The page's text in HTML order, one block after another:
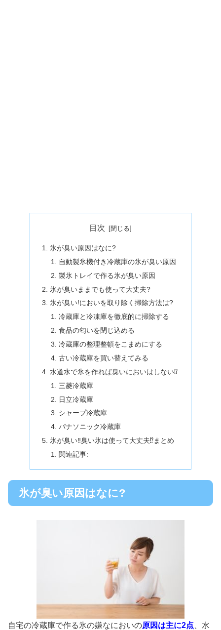
目次
氷が臭い原因はなに?
自動製氷機付き冷蔵庫の氷が臭い原因
製氷トレイで作る氷が臭い原因
氷が臭いままでも使って大丈夫?
氷が臭い!においを取り除く掃除方法は?
冷蔵庫と冷凍庫を徹底的に掃除する
食品の匂いを閉じ込める
冷蔵庫の整理整頓をこまめにする
古い冷蔵庫を買い替えてみる
水道水で氷を作れば臭いにおいはしない⁉
三菱冷蔵庫
日立冷蔵庫
シャープ冷蔵庫
パナソニック冷蔵庫
氷が臭い‼臭い氷は使って大丈夫⁉まとめ
関連記事:
氷が臭い原因はなに?
自宅の冷蔵庫で作る氷の嫌なにおいの原因は主に2点
水